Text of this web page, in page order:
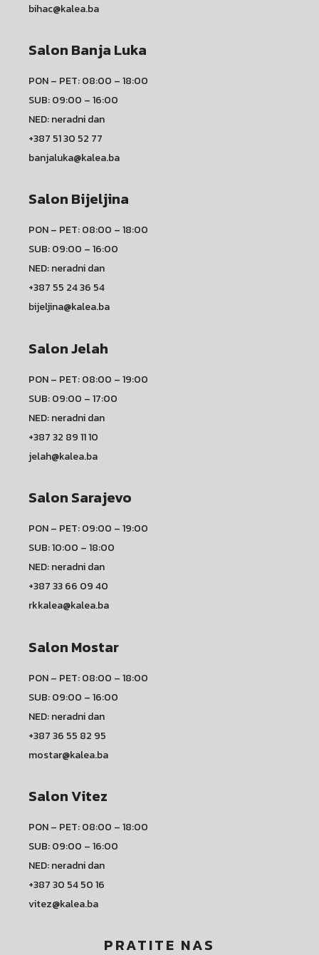
bihac@kalea.ba
Salon Banja Luka
PON – PET: 08:00 – 18:00
SUB: 09:00 – 16:00
NED: neradni dan
+387 51 30 52 77
banjaluka@kalea.ba
Salon Bijeljina
PON – PET: 08:00 – 18:00
SUB: 09:00 – 16:00
NED: neradni dan
+387 55 24 36 54
bijeljina@kalea.ba
Salon Jelah
PON – PET: 08:00 – 19:00
SUB: 09:00 – 17:00
NED: neradni dan
+387 32 89 11 10
jelah@kalea.ba
Salon Sarajevo
PON – PET: 09:00 – 19:00
SUB: 10:00 – 18:00
NED: neradni dan
+387 33 66 09 40
rkkalea@kalea.ba
Salon Mostar
PON – PET: 08:00 – 18:00
SUB: 09:00 – 16:00
NED: neradni dan
+387 36 55 82 95
mostar@kalea.ba
Salon Vitez
PON – PET: 08:00 – 18:00
SUB: 09:00 – 16:00
NED: neradni dan
+387 30 54 50 16
vitez@kalea.ba
PRATITE NAS